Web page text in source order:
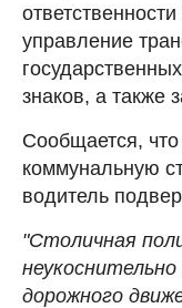
управление
знаков, а также
Сообщается,
коммунальную
водитель
"Столичная
дорожного